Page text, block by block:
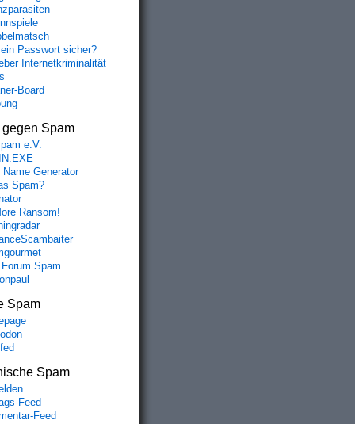
Passwort sicher?
Internetkriminalität
Board
gegen Spam
e.V.
Name Generator
Spam?
Ransom!
Spam
Spam
Spam
Feed
Feed